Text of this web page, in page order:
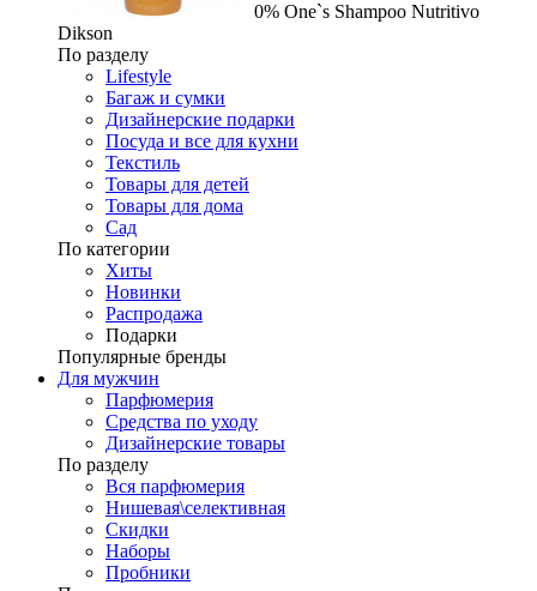
0% One`s Shampoo Nutritivo
Dikson
По разделу
Lifestyle
Багаж и сумки
Дизайнерские подарки
Посуда и все для кухни
Текстиль
Товары для детей
Товары для дома
Сад
По категории
Хиты
Новинки
Распродажа
Подарки
Популярные бренды
Для мужчин
Парфюмерия
Средства по уходу
Дизайнерские товары
По разделу
Вся парфюмерия
Нишевая\селективная
Скидки
Наборы
Пробники